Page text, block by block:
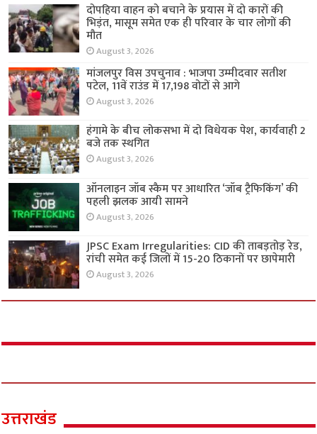
दोपहिया वाहन को बचाने के प्रयास में दो कारों की
भिड़ंत, मासूम समेत एक ही परिवार के चार लोगों की
मौत
August 3, 2026
मांजलपुर विस उपचुनाव : भाजपा उम्मीदवार सतीश
पटेल, 11वें राउंड में 17,198 वोटों से आगे
August 3, 2026
हंगामे के बीच लोकसभा में दो विधेयक पेश, कार्यवाही 2
बजे तक स्थगित
August 3, 2026
ऑनलाइन जॉब स्कैम पर आधारित ‘जॉब ट्रैफिकिंग’ की
पहली झलक आयी सामने
August 3, 2026
JPSC Exam Irregularities: CID की ताबड़तोड़ रेड,
रांची समेत कई जिलों में 15-20 ठिकानों पर छापेमारी
August 3, 2026
उत्तराखंड